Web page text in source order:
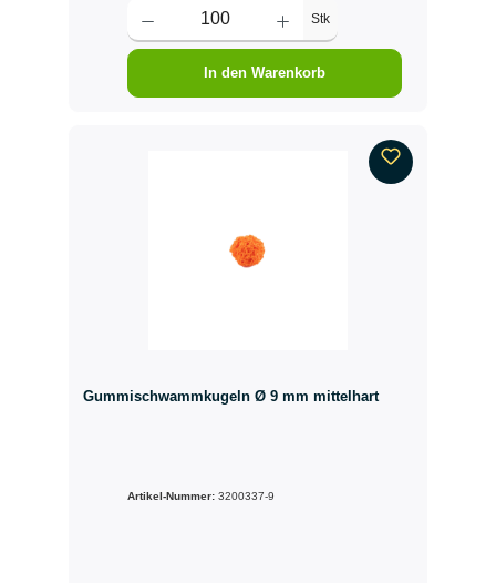
Stk
In den Warenkorb
Gummischwammkugeln Ø 9 mm mittelhart
Artikel-Nummer: 3200337-9